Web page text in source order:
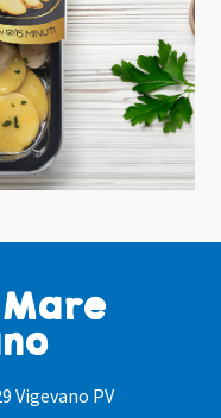
Vigevano PV